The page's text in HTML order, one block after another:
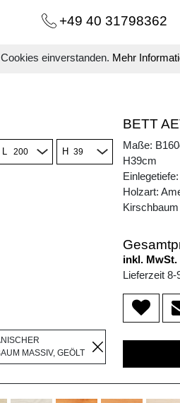
einverstanden. Mehr
+49 40 31798362
L H
MASSIV, GEÖLT
BETT
Maße:
H39cm
Holzart:
inkl. MwSt.
Lieferzeit 8-